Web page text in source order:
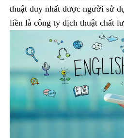
thuật duy nhất được người sử
liền là công ty dịch thuật chất